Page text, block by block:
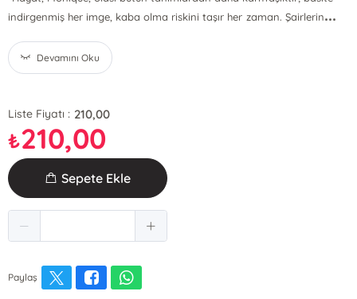
indirgenmiş her imge, kaba olma riskini taşır her zaman. Şairlerin...
Devamını Oku
Liste Fiyatı : 210,00
₺210,00
Sepete Ekle
Paylaş